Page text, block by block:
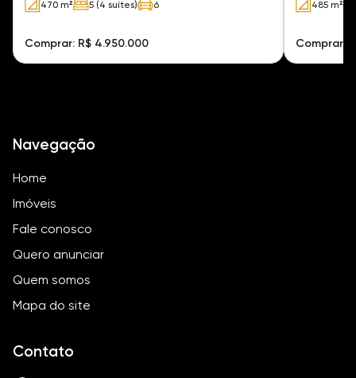
470 m² 5 (4 suítes) 6
Comprar: R$ 4.950.000
485 m²
Comprar:
Navegação
Home
Imóveis
Fale conosco
Quero anunciar
Quem somos
Mapa do site
Contato